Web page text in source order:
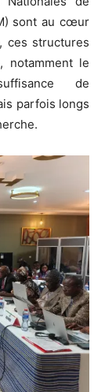
sont au cœur
ces structures
notamment le
de
parfois longs